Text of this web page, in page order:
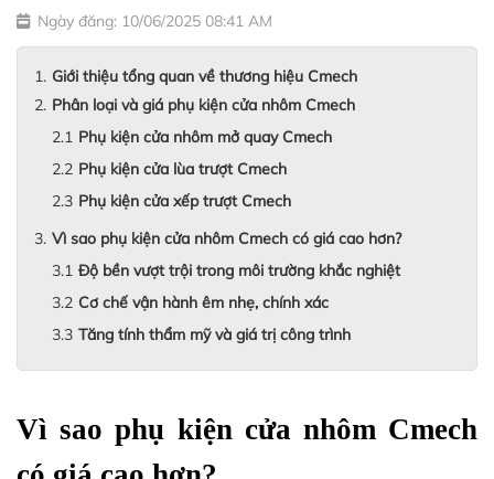
Ngày đăng: 10/06/2025 08:41 AM
Giới thiệu tổng quan về thương hiệu Cmech
Phân loại và giá phụ kiện cửa nhôm Cmech
Phụ kiện cửa nhôm mở quay Cmech
Phụ kiện cửa lùa trượt Cmech
Phụ kiện cửa xếp trượt Cmech
Vì sao phụ kiện cửa nhôm Cmech có giá cao hơn?
Độ bền vượt trội trong môi trường khắc nghiệt
Cơ chế vận hành êm nhẹ, chính xác
Tăng tính thẩm mỹ và giá trị công trình
Vì sao phụ kiện cửa nhôm Cmech